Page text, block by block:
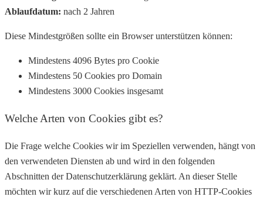
Ablaufdatum: nach 2 Jahren
Diese Mindestgrößen sollte ein Browser unterstützen können:
Mindestens 4096 Bytes pro Cookie
Mindestens 50 Cookies pro Domain
Mindestens 3000 Cookies insgesamt
Welche Arten von Cookies gibt es?
Die Frage welche Cookies wir im Speziellen verwenden, hängt von
den verwendeten Diensten ab und wird in den folgenden
Abschnitten der Datenschutzerklärung geklärt. An dieser Stelle
möchten wir kurz auf die verschiedenen Arten von HTTP-Cookies